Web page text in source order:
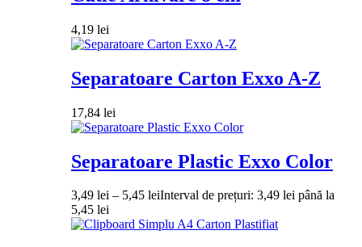
4,19 lei
Separatoare Carton Exxo A-Z
17,84 lei
Separatoare Plastic Exxo Color
3,49 lei – 5,45 leiInterval de prețuri: 3,49 lei până la
5,45 lei